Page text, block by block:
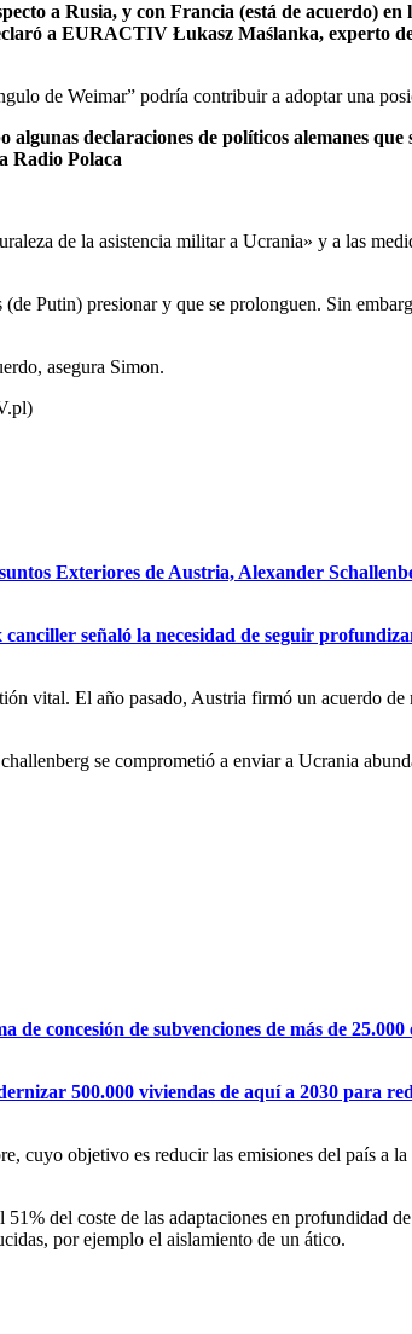
a Rusia, y con Francia (está de acuerdo) en
a EURACTIV Łukasz Maślanka, experto
de Weimar” podría contribuir a adoptar una
declaraciones de políticos alemanes que
Radio Polaca
de la asistencia militar a Ucrania» y a las
Putin) presionar y que se prolonguen. Sin
asegura Simon.
Exteriores de Austria, Alexander
señaló la necesidad de seguir
vital. El año pasado, Austria firmó un acuerdo
se comprometió a enviar a Ucrania
concesión de subvenciones de más de
500.000 viviendas de aquí a 2030 para
cuyo objetivo es reducir las emisiones del país a
del coste de las adaptaciones en profundidad
por ejemplo el aislamiento de un ático.